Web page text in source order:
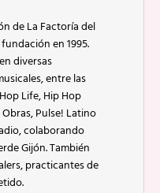
de La Factoría del
en 1995.
diversas
entre las
Life, Hip Hop
Pulse! Latino
colaborando
Gijón. También
practicantes de